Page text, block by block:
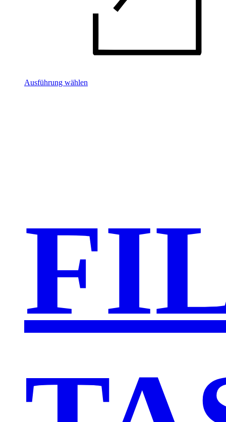
Ausführung wählen